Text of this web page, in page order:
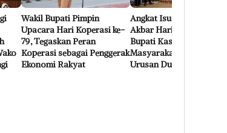
Wakil Bupati Pimpin
Upacara Hari Koperasi ke-
79, Tegaskan Peran
Koperasi sebagai Penggerak
Ekonomi Rakyat
Angkat Isu FOMO Tabligh
Akbar Hari Jadi Bengkalis,
Bupati Kasmarni Ajak
Masyarakat Seimbangkan
Urusan Dunia dan Akhirat